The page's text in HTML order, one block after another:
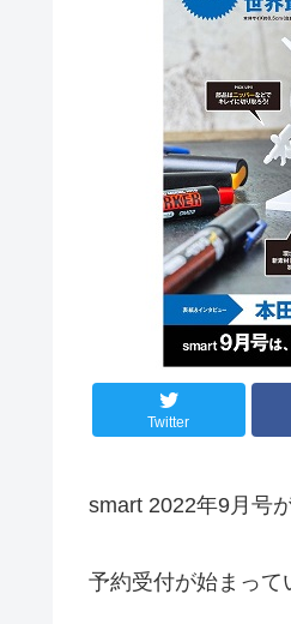
Twitter
smart 2022年9月号
予約受付が始まって